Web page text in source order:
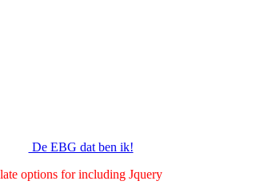
De EBG dat ben ik!
options for including Jquery